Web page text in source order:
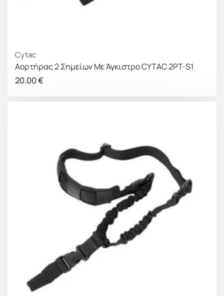
Cytac
Αορτήρας 2 Σημείων Με Άγκιστρο CYTAC 2PT-S1
20.00€